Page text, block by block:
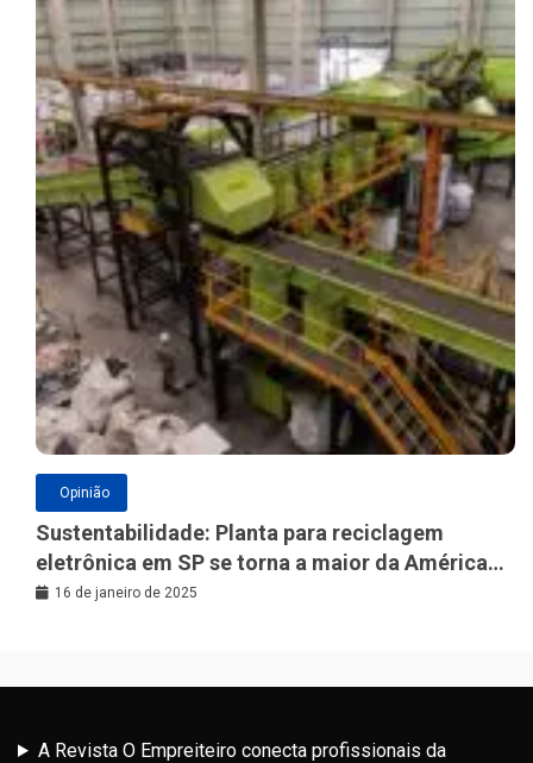
Opinião
Sustentabilidade: Planta para reciclagem
eletrônica em SP se torna a maior da América
Latina
16 de janeiro de 2025
A Revista O Empreiteiro conecta profissionais da